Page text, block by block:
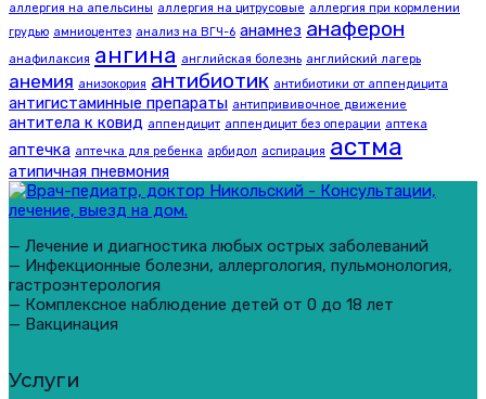
аллергия на апельсины аллергия на цитрусовые аллергия при кормлении
грудью амниоцентез анализ на ВГЧ-6 анамнез анаферон
анафилаксия ангина английская болезнь английский лагерь
анемия анизокория антибиотик антибиотики от аппендицита
антигистаминные препараты антипрививочное движение
антитела к ковид аппендицит аппендицит без операции аптека
аптечка аптечка для ребенка арбидол аспирация астма
атипичная пневмония
— Лечение и диагностика любых острых заболеваний
— Инфекционные болезни, аллергология, пульмонология,
гастроэнтерология
— Комплексное наблюдение детей от 0 до 18 лет
— Вакцинация
Услуги